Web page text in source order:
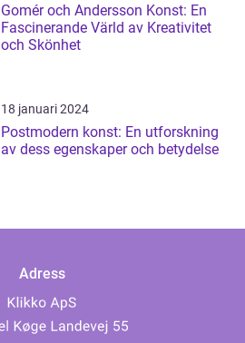
Gomér och Andersson Konst: En
Fascinerande Värld av Kreativitet
och Skönhet
18 januari 2024
Postmodern konst: En utforskning
av dess egenskaper och betydelse
Adress